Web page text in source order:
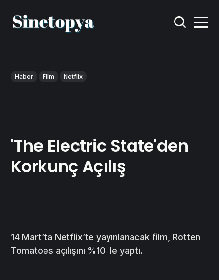
Haber Film Netflix
'The Electric State'den
Korkunç Açılış
14 Mart’ta Netflix’te yayınlanacak film, Rotten
Tomatoes açılışını %10 ile yaptı.